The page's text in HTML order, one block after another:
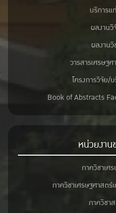
บริการ
ผลงานวิ
ผลงาน
วารสารเศรษฐ
โครงการวิจัย/
Book of Abstracts
หน่วยงา
ภาควิชาเศ
ภาควิชาเศรษฐศาสต
ภาควิช